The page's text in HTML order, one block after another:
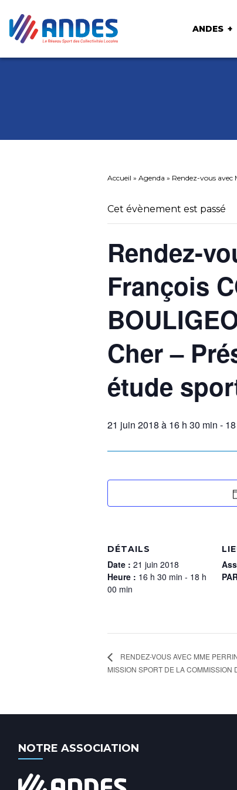
ANDES
Accueil » Agenda » Rendez-vous avec
Cet évènement est passé
Rendez-
François
Cher –
étude
21 juin 2018 à 16 h 30 min -
DÉTAILS
Date : 21 juin 2018
Heure : 16 h 30 min - 18 h
00 min
RENDEZ-VOUS AVEC MME
MISSION SPORT DE LA COMMISSION
NOTRE ASSOCIATION